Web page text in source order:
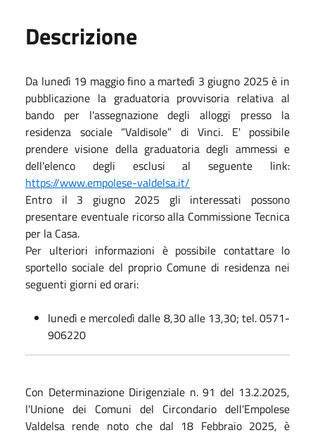
Descrizione
Da lunedì 19 maggio fino a martedì 3 giugno 2025 è in
pubblicazione la graduatoria provvisoria relativa al
bando per l'assegnazione degli alloggi presso la
residenza sociale “Valdisole” di Vinci. E' possibile
prendere visione della graduatoria degli ammessi e
dell'elenco degli esclusi al seguente link:
https://www.empolese-valdelsa.it/
Entro il 3 giugno 2025 gli interessati possono
presentare eventuale ricorso alla Commissione Tecnica
per la Casa.
Per ulteriori informazioni è possibile contattare lo
sportello sociale del proprio Comune di residenza nei
seguenti giorni ed orari:
lunedì e mercoledì dalle 8,30 alle 13,30; tel. 0571-
906220
Con Determinazione Dirigenziale n. 91 del 13.2.2025,
l'Unione dei Comuni del Circondario dell’Empolese
Valdelsa rende noto che dal 18 Febbraio 2025, è